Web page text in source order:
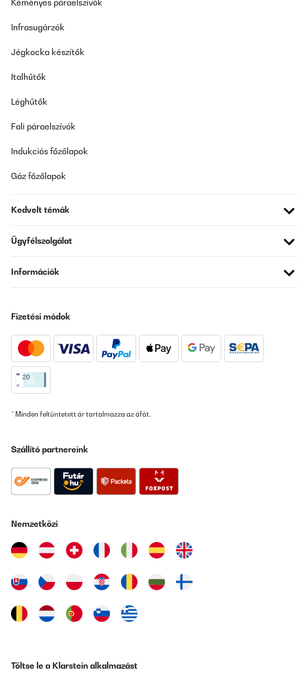
Kéményes páraelszívók
Infrasugárzók
Jégkocka készítők
Italhűtők
Léghűtők
Fali páraelszívók
Indukciós főzőlapok
Gáz főzőlapok
Kedvelt témák
Ügyfélszolgálat
Információk
Fizetési módok
* Minden feltüntetett ár tartalmazza az áfát.
Szállító partnereink
Nemzetközi
Töltse le a Klarstein alkalmazást